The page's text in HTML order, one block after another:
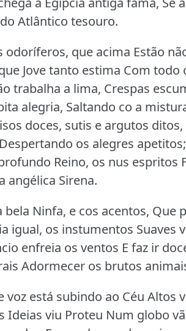
Atlântico tesouro.
odoríferos, que acima Estão
Jove tanto estima Com
trabalha a lima, Crespas
alegria, Saltando co a
doces, sutis e argutos
os alegres
Reino, os nus espritos
angélica Sirena.
bela Ninfa, e cos acentos, Que
igual, os instumentos
enfreia os ventos E faz ir
Adormecer os brutos
voz está subindo ao Céu Altos
Ideias viu Proteu Num globo